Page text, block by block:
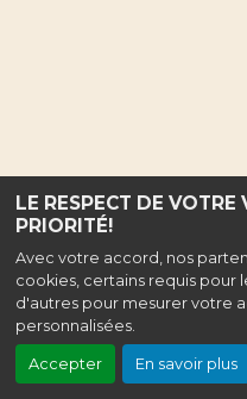
LE RESPECT DE VOTRE
PRIORITÉ!
Avec votre accord, nos
cookies, certains requis pour
d'autres pour mesurer votre
personnalisées.
Accepter En savoir plus